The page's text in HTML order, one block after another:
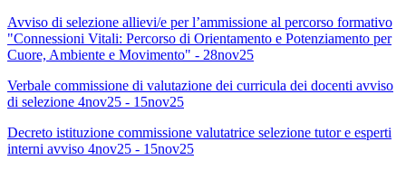
Avviso di selezione allievi/e per l’ammissione al percorso formativo
"Connessioni Vitali: Percorso di Orientamento e Potenziamento per
Cuore, Ambiente e Movimento" - 28nov25
Verbale commissione di valutazione dei curricula dei docenti avviso
di selezione 4nov25 - 15nov25
Decreto istituzione commissione valutatrice selezione tutor e esperti
interni avviso 4nov25 - 15nov25